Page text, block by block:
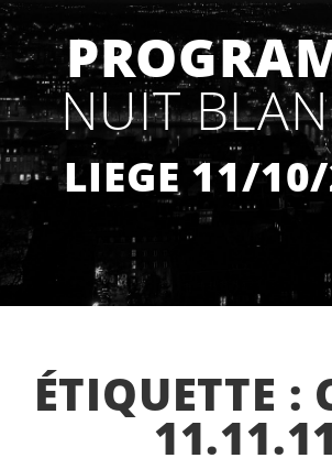
NUIT
LIEGE 11/
ÉTIQUETTE :
11.11.11